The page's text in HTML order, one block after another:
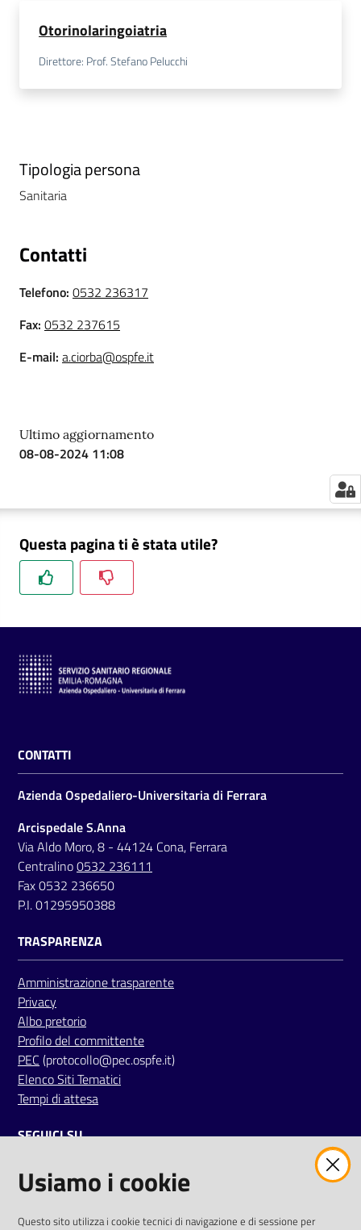
P
i
à
d
g
r
e
m
m
i
i
t
r
a
z
n
e
t
a
s
p
a
r
n
t
e
Fornitori
Seguici
Otorinolaringoiatria
Direttore: Prof. Stefano Pelucchi
Tipologia persona
Sanitaria
Contatti
Telefono: 0532 236317
Fax: 0532 237615
E-mail: a.ciorba@ospfe.it
Ultimo aggiornamento
08-08-2024 11:08
Questa pagina ti è stata utile?
CONTATTI
Azienda Ospedaliero-Universitaria di Ferrara
Arcispedale S.Anna
Via Aldo Moro, 8 - 44124 Cona, Ferrara
Centralino0532 236111
Fax 0532 236650
P.I. 01295950388
TRASPARENZA
Amministrazione trasparente
Privacy
Albo pretorio
Profilo del committente
PEC (protocollo@pec.ospfe.it)
Elenco Siti Tematici
Tempi di attesa
SEGUICI SU
twitterfacebookyoutube
AREA DIPENDENTI
Usiamo i cookie
Questo sito utilizza i cookie tecnici di navigazione e di sessione per